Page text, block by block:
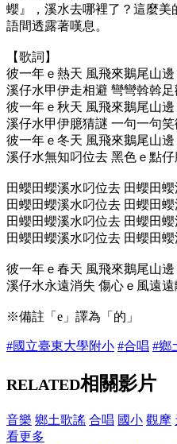
蠳』，溪水去哪裡了？這麼
語間透露著嘆息。
【歌詞】
彼一年ｅ熱天 風飛來鵝尾山邊
溪仔水甲伊走相避 彎彎斡斡
彼一年ｅ秋天 風飛來鵝尾山邊
溪仔水甲伊臆猜謎 一句一句笑
彼一年ｅ冬天 風飛來鵝尾山邊
溪仔水無知叼位去 黑色ｅ點
田蠳田蠳溪水叼位去 田蠳田
田蠳田蠳溪水叼位去 田蠳田
田蠳田蠳溪水叼位去 田蠳田
田蠳田蠳溪水叼位去 田蠳田
彼一年ｅ春天 風飛來鵝尾山邊
溪仔水永遠消失 傷心ｅ風遠
※備註「e」譯為「的」
#國立臺東大學附小 #合唱 #鄉
RELATED相關影片
音樂 鄉土歌謠 合唱 國小 觀摩
看更多